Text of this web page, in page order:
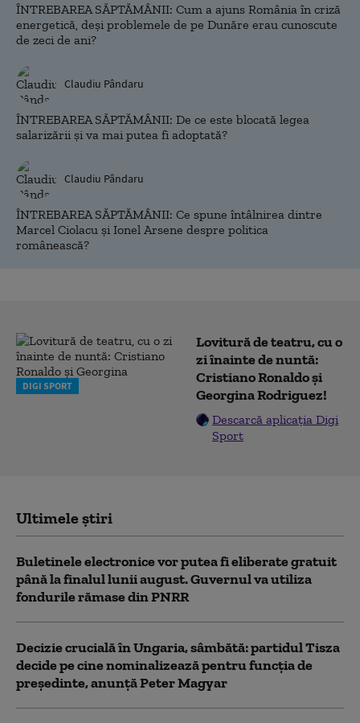
ÎNTREBAREA SĂPTĂMÂNII: Cum a ajuns România în criză
energetică, deși problemele de pe Dunăre erau cunoscute
de zeci de ani?
Claudiu Pândaru
ÎNTREBAREA SĂPTĂMÂNII: De ce este blocată legea
salarizării și va mai putea fi adoptată?
Claudiu Pândaru
ÎNTREBAREA SĂPTĂMÂNII: Ce spune întâlnirea dintre
Marcel Ciolacu și Ionel Arsene despre politica
românească?
DIGI SPORT
Lovitură de teatru, cu o
zi înainte de nuntă:
Cristiano Ronaldo și
Georgina Rodriguez!
Descarcă aplicația Digi
Sport
Ultimele știri
Buletinele electronice vor putea fi eliberate gratuit
până la finalul lunii august. Guvernul va utiliza
fondurile rămase din PNRR
Decizie crucială în Ungaria, sâmbătă: partidul Tisza
decide pe cine nominalizează pentru funcția de
președinte, anunță Peter Magyar